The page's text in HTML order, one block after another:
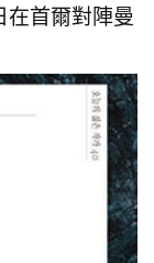
在首爾對陣曼